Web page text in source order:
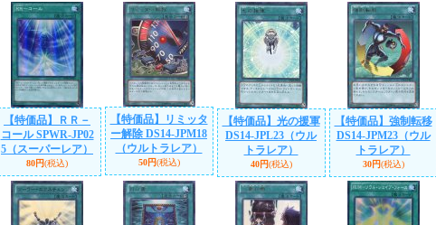
【特価品】ＲＲ－
コール SPWR-JP02
5（スーパーレア）
80円(税込)
【特価品】リミッタ
ー解除 DS14-JPM18
（ウルトラレア）
50円(税込)
【特価品】光の援軍
DS14-JPL23（ウル
トラレア）
40円(税込)
【特価品】強制転移
DS14-JPM23（ウル
トラレア）
30円(税込)